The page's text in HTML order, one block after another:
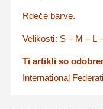
Rdeče barve.
Velikosti: S – M – L
Ti artikli so
International